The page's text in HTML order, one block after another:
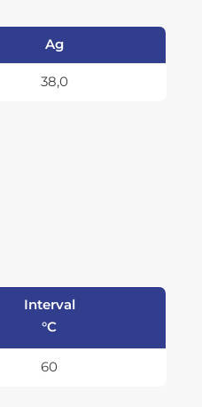
Ag
38,0
Interval
°C
60